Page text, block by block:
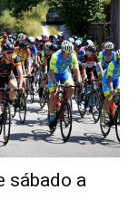
sábado a